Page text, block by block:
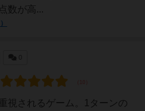
数が高...
視されるゲーム。1ターンの